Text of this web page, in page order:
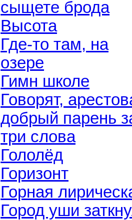
сыщете брода
Высота
Где-то там, на
озере
Гимн школе
Говорят,
добрый парень
три слова
Гололёд
Горизонт
Горная
Город уши